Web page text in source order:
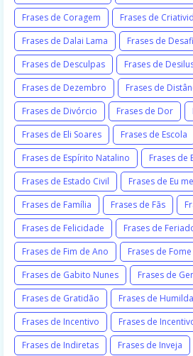
Frases de Coragem
Frases de
Frases de Dalai Lama
Frases de
Frases de Desculpas
Frases de
Frases de Dezembro
Frases de
Frases de Divórcio
Frases de Dor
Frases de Eli Soares
Frases de Escola
Frases de Espírito Natalino
Frases de
Frases de Estado Civil
Frases de Eu
Frases de Família
Frases de Fãs
Frases de Felicidade
Frases de
Frases de Fim de Ano
Frases de Fome
Frases de Gabito Nunes
Frases de
Frases de Gratidão
Frases de
Frases de Incentivo
Frases de
Frases de Indiretas
Frases de Inveja